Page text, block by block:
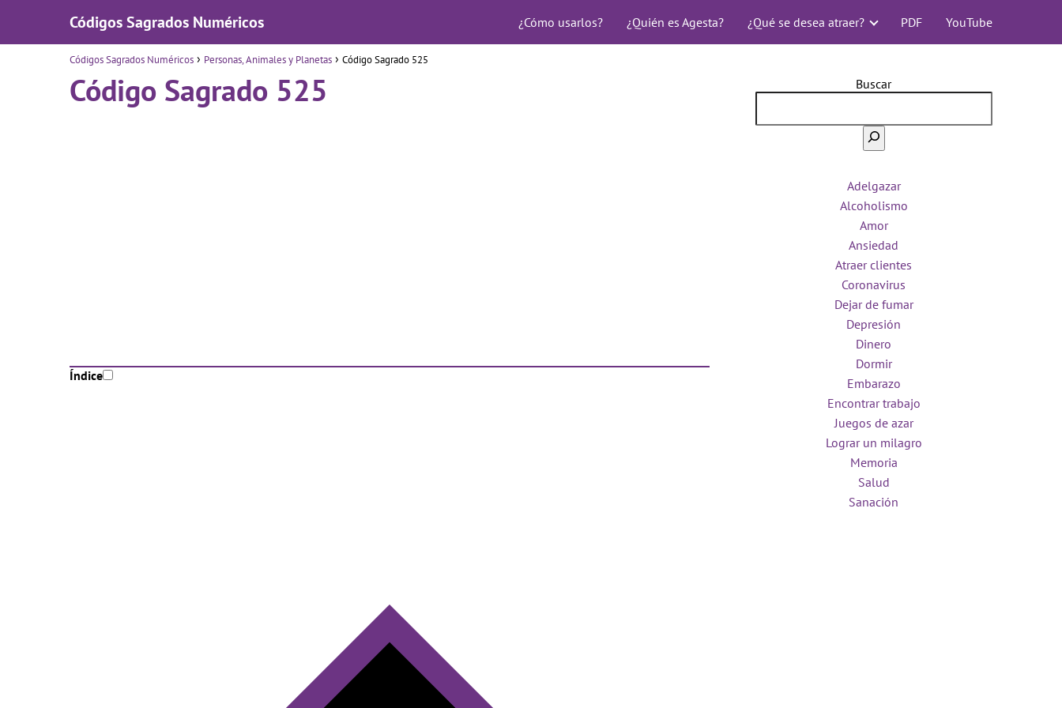
Códigos Sagrados Numéricos ¿Cómo usarlos? ¿Quién es Agesta? ¿Qué se desea atraer? PDF YouTube
Códigos Sagrados Numéricos Personas, Animales y Planetas Código Sagrado 525
Código Sagrado 525
Índice
Buscar
Adelgazar
Alcoholismo
Amor
Ansiedad
Atraer clientes
Coronavirus
Dejar de fumar
Depresión
Dinero
Dormir
Embarazo
Encontrar trabajo
Juegos de azar
Lograr un milagro
Memoria
Salud
Sanación